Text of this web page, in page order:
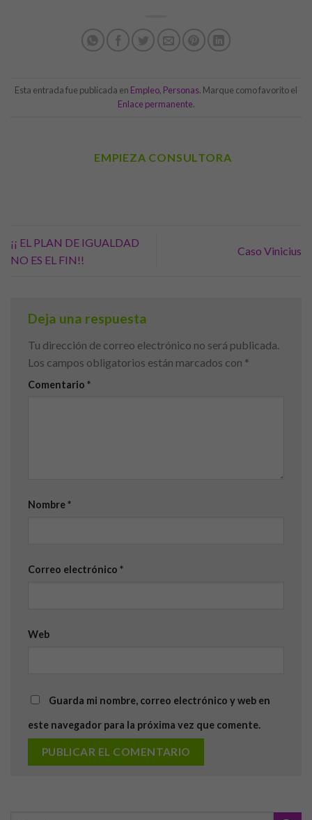
Esta entrada fue publicada en Empleo, Personas. Marque como favorito el
Enlace permanente.
EMPIEZA CONSULTORA
¡¡ EL PLAN DE IGUALDAD
NO ES EL FIN!!
Caso Vinicius
Deja una respuesta
Tu dirección de correo electrónico no será publicada.
Los campos obligatorios están marcados con *
Comentario *
Nombre*
Correo electrónico *
Web
Guarda mi nombre, correo electrónico y web en
este navegador para la próxima vez que comente.